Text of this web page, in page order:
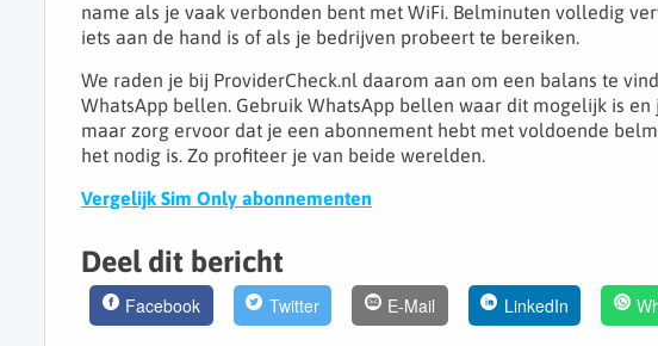
name als je vaak verbonden bent met WiFi. Belminuten volledig
iets aan de hand is of als je bedrijven probeert te bereiken.
We raden je bij ProviderCheck.nl daarom aan om een balans te
WhatsApp bellen. Gebruik WhatsApp bellen waar dit mogelijk is
maar zorg ervoor dat je een abonnement hebt met voldoende
het nodig is. Zo profiteer je van beide werelden.
Vergelijk Sim Only abonnementen
Deel dit bericht
Facebook Twitter E-Mail LinkedIn